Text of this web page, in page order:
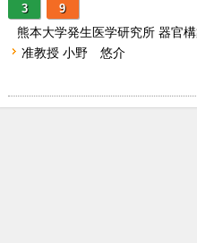
3 9
熊本大学発生医学研究所 器官
准教授 小野 悠介